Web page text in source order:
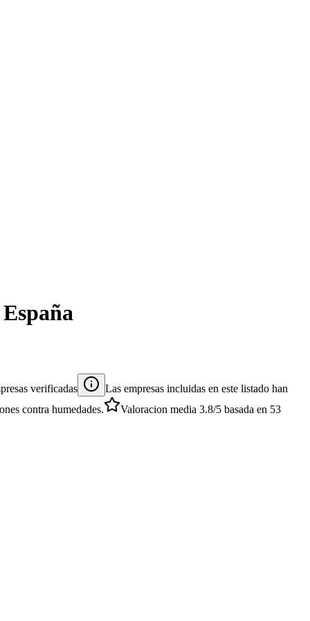
verificadas
Las empresas incluidas en este listado han
contra humedades.
Valoracion media 3.8/5 basada en 53